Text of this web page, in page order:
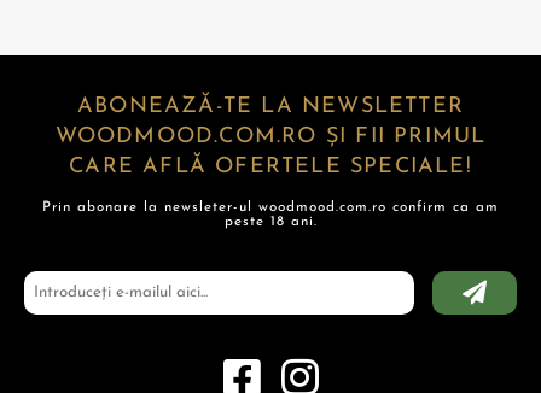
ABONEAZĂ-TE LA NEWSLETTER
WOODMOOD.COM.RO ȘI FII PRIMUL
CARE AFLĂ OFERTELE SPECIALE!
Prin abonare la newsleter-ul woodmood.com.ro confirm ca am
peste 18 ani.